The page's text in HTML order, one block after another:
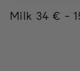
Milk Regular
34 € -